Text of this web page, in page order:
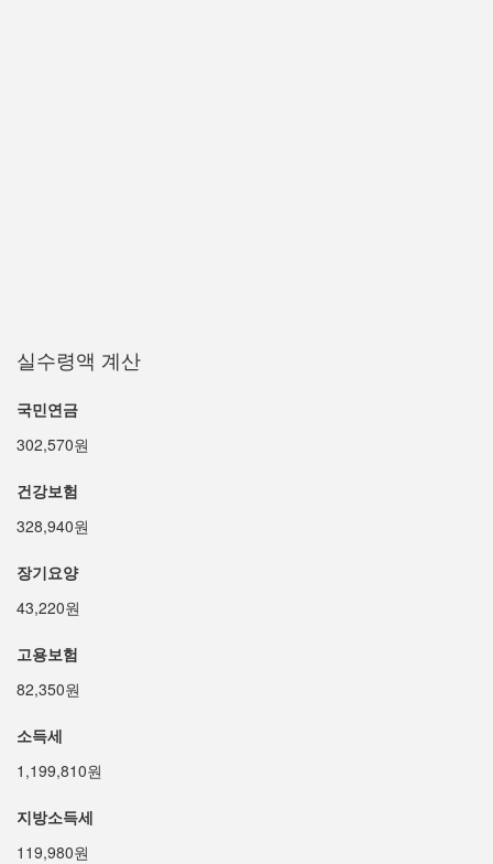
실수령액 계산
국민연금
302,570원
건강보험
328,940원
장기요양
43,220원
고용보험
82,350원
소득세
1,199,810원
지방소득세
119,980원